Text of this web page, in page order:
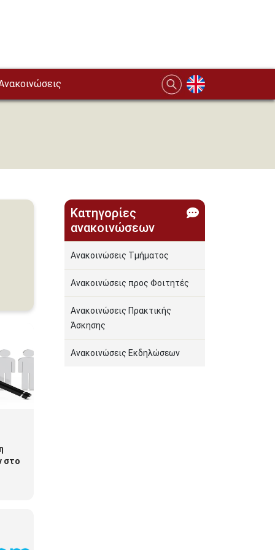
στο
Κατηγορίες
ανακοινώσεων
Ανακοινώσεις Τμήματος
Ανακοινώσεις προς Φοιτητές
Ανακοινώσεις Πρακτικής
Άσκησης
Ανακοινώσεις Εκδηλώσεων